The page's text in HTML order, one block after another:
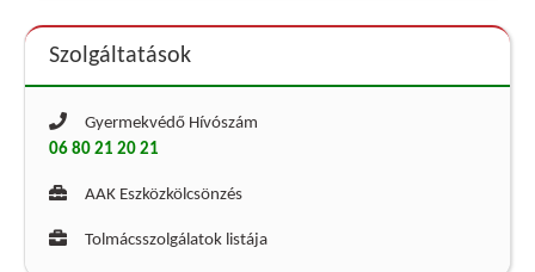
Szolgáltatások
Gyermekvédő Hívószám
06 80 21 20 21
AAK Eszközkölcsönzés
Tolmácsszolgálatok listája